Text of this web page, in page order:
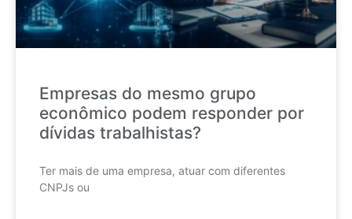
Empresas do mesmo grupo
econômico podem responder por
dívidas trabalhistas?
Ter mais de uma empresa, atuar com diferentes
CNPJs ou